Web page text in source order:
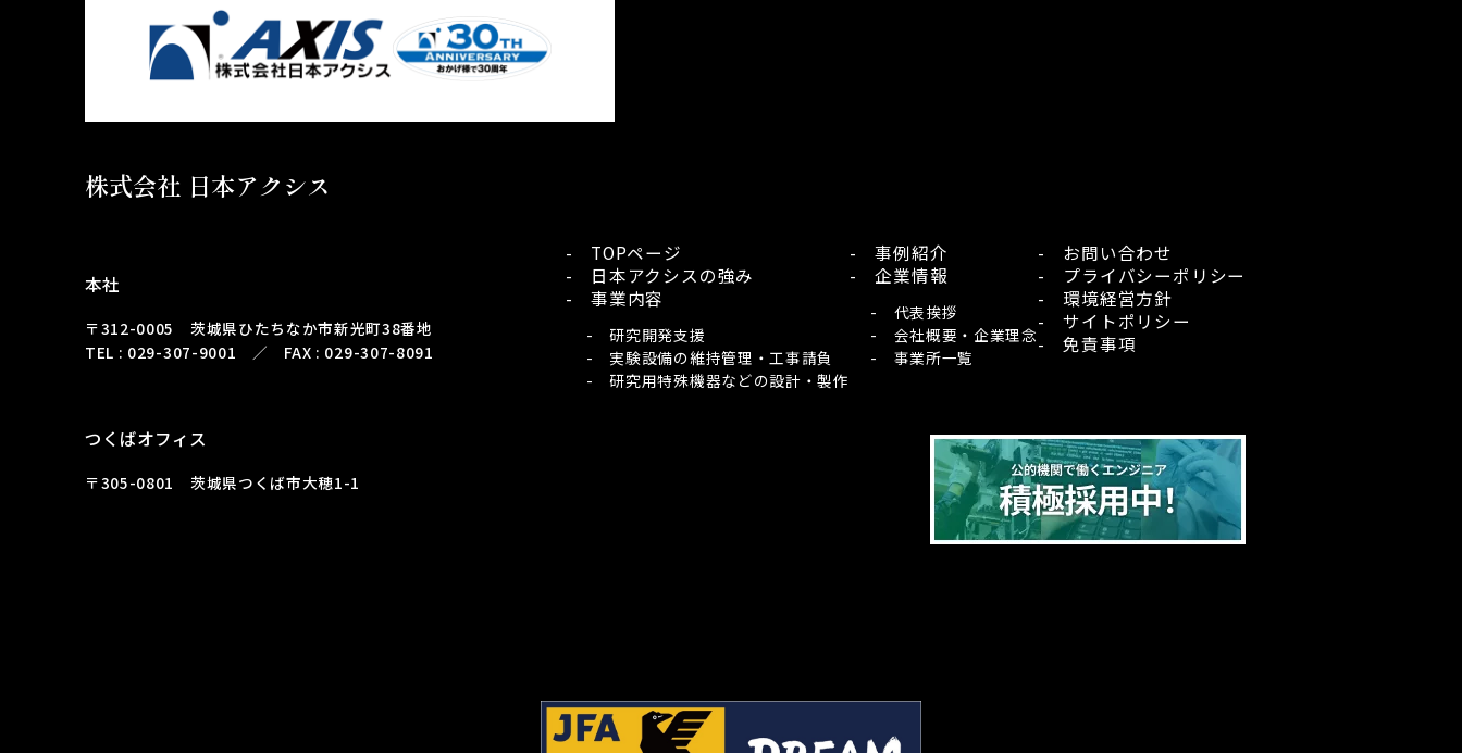
株式会社 日本アクシス
本社
〒312-0005 茨城県ひたちなか市新光町38番地
TEL : 029-307-9001 ／ FAX : 029-307-8091
つくばオフィス
〒305-0801 茨城県つくば市大穂1-1
- TOPページ
- 日本アクシスの強み
- 事業内容
- 研究開発支援
- 実験設備の維持管理・工事請負
- 研究用特殊機器などの設計・製作
- 事例紹介
- 企業情報
- 代表挨拶
- 会社概要・企業理念
- 事業所一覧
- お問い合わせ
- プライバシーポリシー
- 環境経営方針
- サイトポリシー
- 免責事項